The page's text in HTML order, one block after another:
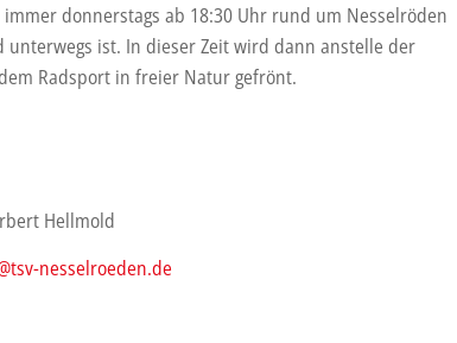
donnerstags ab 18:30 Uhr rund um Nesselröden
unterwegs ist. In dieser Zeit wird dann anstelle der
Radsport in freier Natur gefrönt.
Hellmold
nesselroeden.de